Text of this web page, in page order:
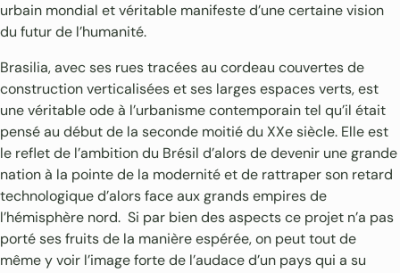
urbain mondial et véritable manifeste d’une certaine vision
du futur de l’humanité.
Brasilia, avec ses rues tracées au cordeau couvertes de
construction verticalisées et ses larges espaces verts, est
une véritable ode à l’urbanisme contemporain tel qu’il était
pensé au début de la seconde moitié du XXe siècle. Elle est
le reflet de l’ambition du Brésil d’alors de devenir une grande
nation à la pointe de la modernité et de rattraper son retard
technologique d’alors face aux grands empires de
l’hémisphère nord. Si par bien des aspects ce projet n’a pas
porté ses fruits de la manière espérée, on peut tout de
même y voir l’image forte de l’audace d’un pays qui a su